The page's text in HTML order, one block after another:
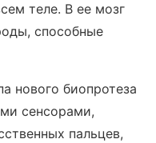
теле. В ее мозг
способные
нового биопротеза
сенсорами,
пальцев,